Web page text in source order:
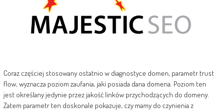
Coraz częściej stosowany ostatnio w diagnostyce domen, parametr trust
flow, wyznacza poziom zaufania, jaki posiada dana domena. Poziom ten
jest określany jedynie przez jakość linków przychodzących do domeny.
Zatem parametr ten doskonale pokazuje, czy mamy do czynienia z